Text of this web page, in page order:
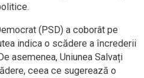
(PSD) a coborât pe
indica o scădere a încrederii
asemenea, Uniunea Salvați
ceea ce sugerează o